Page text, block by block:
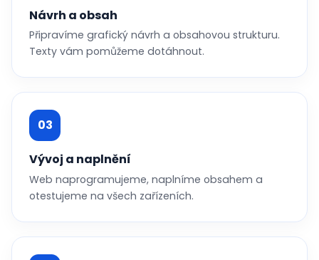
Návrh a obsah
Připravíme grafický návrh a obsahovou strukturu.
Texty vám pomůžeme dotáhnout.
03
Vývoj a naplnění
Web naprogramujeme, naplníme obsahem a
otestujeme na všech zařízeních.